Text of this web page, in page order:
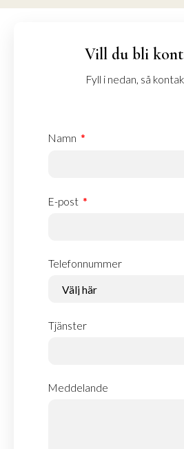
Vill du bli
Fyll i nedan, så
Namn
E-post
Telefonnummer
Tjänster
Meddelande